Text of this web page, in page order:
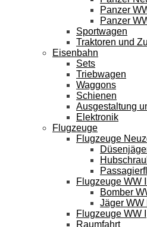
Panzer
Panzer
Sportwagen
Traktoren und
Eisenbahn
Sets
Triebwagen
Waggons
Schienen
Ausgestaltung
Elektronik
Flugzeuge
Flugzeuge
Flugzeuge WW II
Bomber
Jäger WW II
Flugzeuge WW I
Raumfahrt